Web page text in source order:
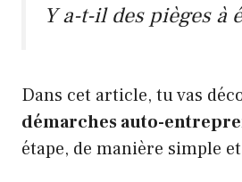
Y a-t-il des pièges à
Dans cet article, tu vas
démarches auto-
étape, de manière simple